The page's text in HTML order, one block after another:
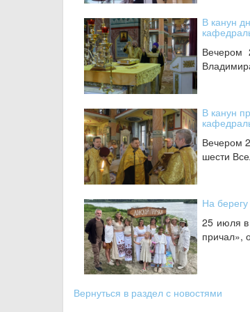
В канун
Вечером
В канун
Вечером
шести
На
25 июля в
причал»,
Вернуться в раздел с новостями